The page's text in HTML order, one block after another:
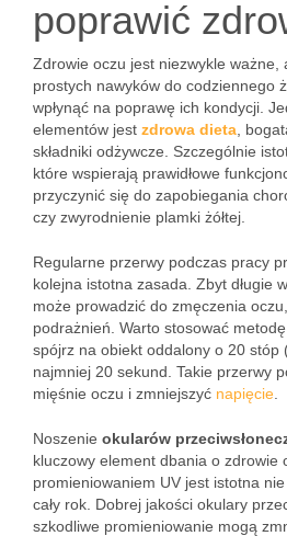
poprawić
Zdrowie oczu jest niezwykle ważne,
prostych nawyków do codziennego
wpłynąć na poprawę ich kondycji.
elementów jest zdrowa dieta ,
składniki odżywcze. Szczególnie
które wspierają prawidłowe
przyczynić się do zapobiegania
czy zwyrodnienie plamki żółtej.
Regularne przerwy podczas pracy
kolejna istotna zasada. Zbyt długie
może prowadzić do zmęczenia
podrażnień. Warto stosować
spójrz na obiekt oddalony o 20 stóp
najmniej 20 sekund. Takie przerwy
mięśnie oczu i zmniejszyć napięcie
Noszenie okularów
kluczowy element dbania o zdrowie
promieniowaniem UV jest istotna
cały rok. Dobrej jakości okulary
szkodliwe promieniowanie mogą